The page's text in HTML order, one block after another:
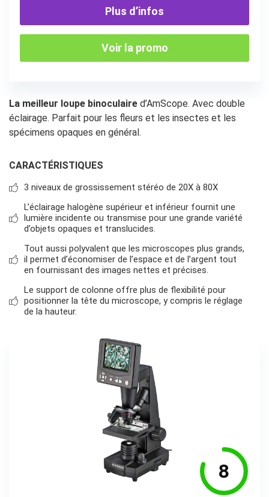
Plus d’infos
Voir la promo
La meilleur loupe binoculaire d’AmScope. Avec double
éclairage. Parfait pour les fleurs et les insectes et les
spécimens opaques en général.
CARACTÉRISTIQUES
3 niveaux de grossissement stéréo de 20X à 80X
L’éclairage halogène supérieur et inférieur fournit une
lumière incidente ou transmise pour une grande variété
d’objets opaques et translucides.
Tout aussi polyvalent que les microscopes plus grands,
il permet d’économiser de l’espace et de l’argent tout
en fournissant des images nettes et précises.
Le support de colonne offre plus de flexibilité pour
positionner la tête du microscope, y compris le réglage
de la hauteur.
8